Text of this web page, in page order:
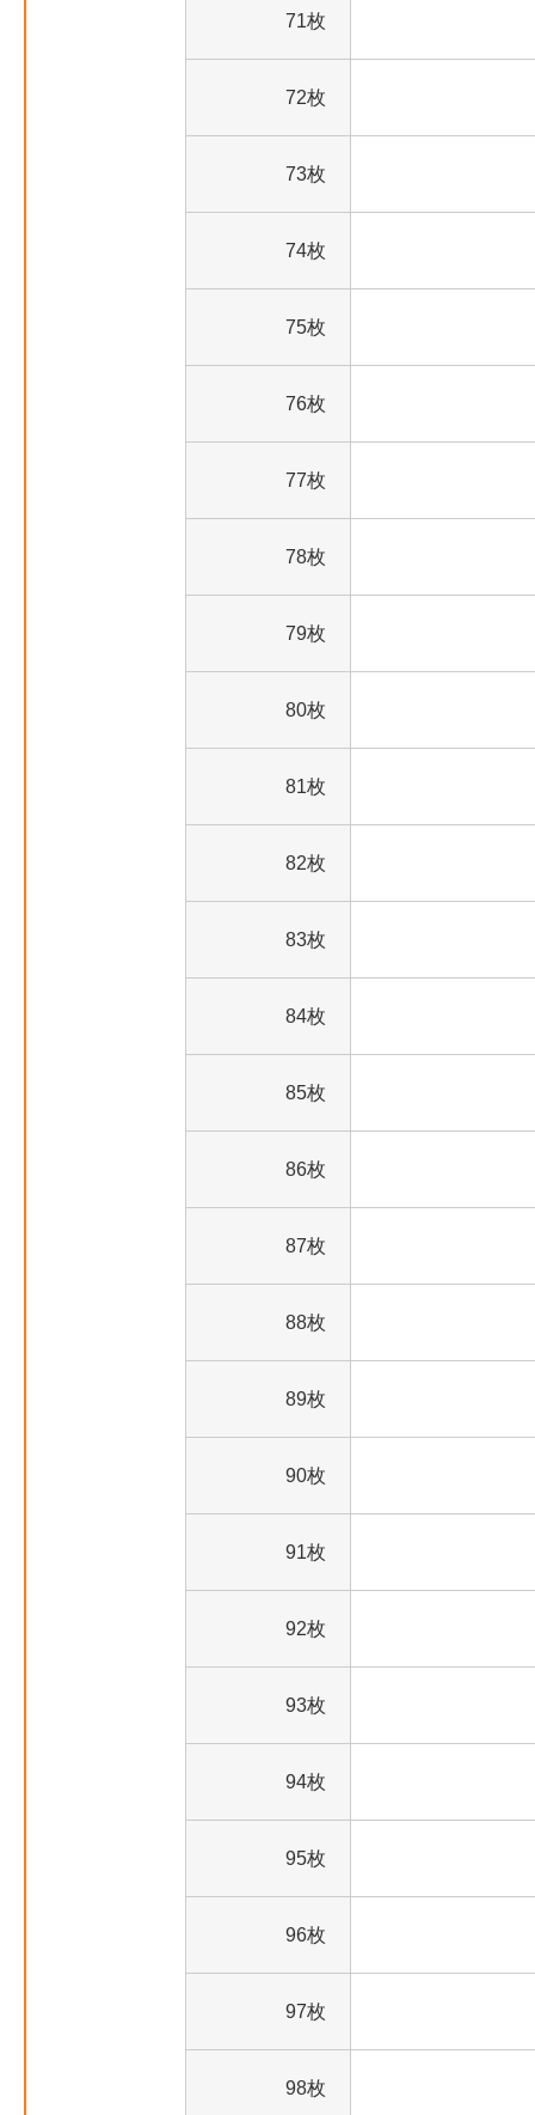
71枚
72枚
73枚
74枚
75枚
76枚
77枚
78枚
79枚
80枚
81枚
82枚
83枚
84枚
85枚
86枚
87枚
88枚
89枚
90枚
91枚
92枚
93枚
94枚
95枚
96枚
97枚
98枚